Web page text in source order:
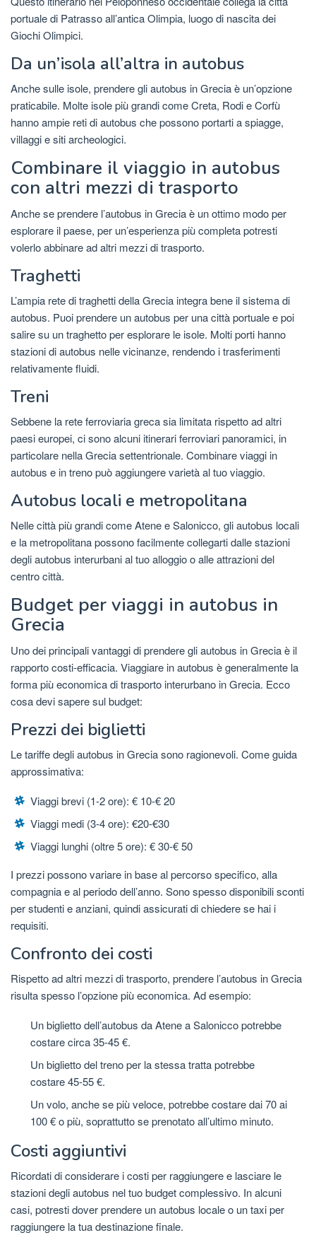
portuale di Patrasso all’antica Olimpia, luogo di nascita dei
Giochi Olimpici.
Da un’isola all’altra in autobus
Anche sulle isole, prendere gli autobus in Grecia è un’opzione
praticabile. Molte isole più grandi come Creta, Rodi e Corfù
hanno ampie reti di autobus che possono portarti a spiagge,
villaggi e siti archeologici.
Combinare il viaggio in autobus
con altri mezzi di trasporto
Anche se prendere l’autobus in Grecia è un ottimo modo per
esplorare il paese, per un’esperienza più completa potresti
volerlo abbinare ad altri mezzi di trasporto.
Traghetti
L’ampia rete di traghetti della Grecia integra bene il sistema di
autobus. Puoi prendere un autobus per una città portuale e poi
salire su un traghetto per esplorare le isole. Molti porti hanno
stazioni di autobus nelle vicinanze, rendendo i trasferimenti
relativamente fluidi.
Treni
Sebbene la rete ferroviaria greca sia limitata rispetto ad altri
paesi europei, ci sono alcuni itinerari ferroviari panoramici, in
particolare nella Grecia settentrionale. Combinare viaggi in
autobus e in treno può aggiungere varietà al tuo viaggio.
Autobus locali e metropolitana
Nelle città più grandi come Atene e Salonicco, gli autobus locali
e la metropolitana possono facilmente collegarti dalle stazioni
degli autobus interurbani al tuo alloggio o alle attrazioni del
centro città.
Budget per viaggi in autobus in
Grecia
Uno dei principali vantaggi di prendere gli autobus in Grecia è il
rapporto costi-efficacia. Viaggiare in autobus è generalmente la
forma più economica di trasporto interurbano in Grecia. Ecco
cosa devi sapere sul budget:
Prezzi dei biglietti
Le tariffe degli autobus in Grecia sono ragionevoli. Come guida
approssimativa:
Viaggi brevi (1-2 ore): € 10-€ 20
Viaggi medi (3-4 ore): €20-€30
Viaggi lunghi (oltre 5 ore): € 30-€ 50
I prezzi possono variare in base al percorso specifico, alla
compagnia e al periodo dell’anno. Sono spesso disponibili sconti
per studenti e anziani, quindi assicurati di chiedere se hai i
requisiti.
Confronto dei costi
Rispetto ad altri mezzi di trasporto, prendere l’autobus in Grecia
risulta spesso l’opzione più economica. Ad esempio:
Un biglietto dell’autobus da Atene a Salonicco potrebbe
costare circa 35-45 €.
Un biglietto del treno per la stessa tratta potrebbe
costare 45-55 €.
Un volo, anche se più veloce, potrebbe costare dai 70 ai
100 € o più, soprattutto se prenotato all’ultimo minuto.
Costi aggiuntivi
Ricordati di considerare i costi per raggiungere e lasciare le
stazioni degli autobus nel tuo budget complessivo. In alcuni
casi, potresti dover prendere un autobus locale o un taxi per
raggiungere la tua destinazione finale.